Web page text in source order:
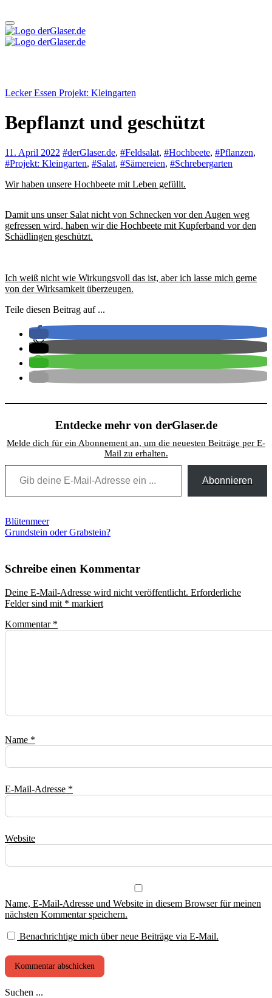
Inhalt
springen
derGlaser.de
Lecker Essen Projekt: Kleingarten
Bepflanzt und geschützt
11. April 2022 #derGlaser.de, #Feldsalat, #Hochbeete, #Pflanzen,
#Projekt: Kleingarten, #Salat, #Sämereien, #Schrebergarten
Wir haben unsere Hochbeete mit Leben gefüllt.
Damit uns unser Salat nicht von Schnecken vor den Augen weg
gefressen wird, haben wir die Hochbeete mit Kupferband vor den
Schädlingen geschützt.
Ich weiß nicht wie Wirkungsvoll das ist, aber ich lasse mich gerne
von der Wirksamkeit überzeugen.
Teile diesen Beitrag auf ...
Entdecke mehr von derGlaser.de
Melde dich für ein Abonnement an, um die neuesten Beiträge per E-
Mail zu erhalten.
Gib deine E-Mail-Adresse ein ...
Abonnieren
Beitragsnavigation
Blütenmeer
Grundstein oder Grabstein?
Schreibe einen Kommentar
Deine E-Mail-Adresse wird nicht veröffentlicht. Erforderliche
Felder sind mit * markiert
Kommentar *
Name *
E-Mail-Adresse *
Website
Name, E-Mail-Adresse und Website in diesem Browser für meinen
nächsten Kommentar speichern.
Benachrichtige mich über neue Beiträge via E-Mail.
Suchen ...